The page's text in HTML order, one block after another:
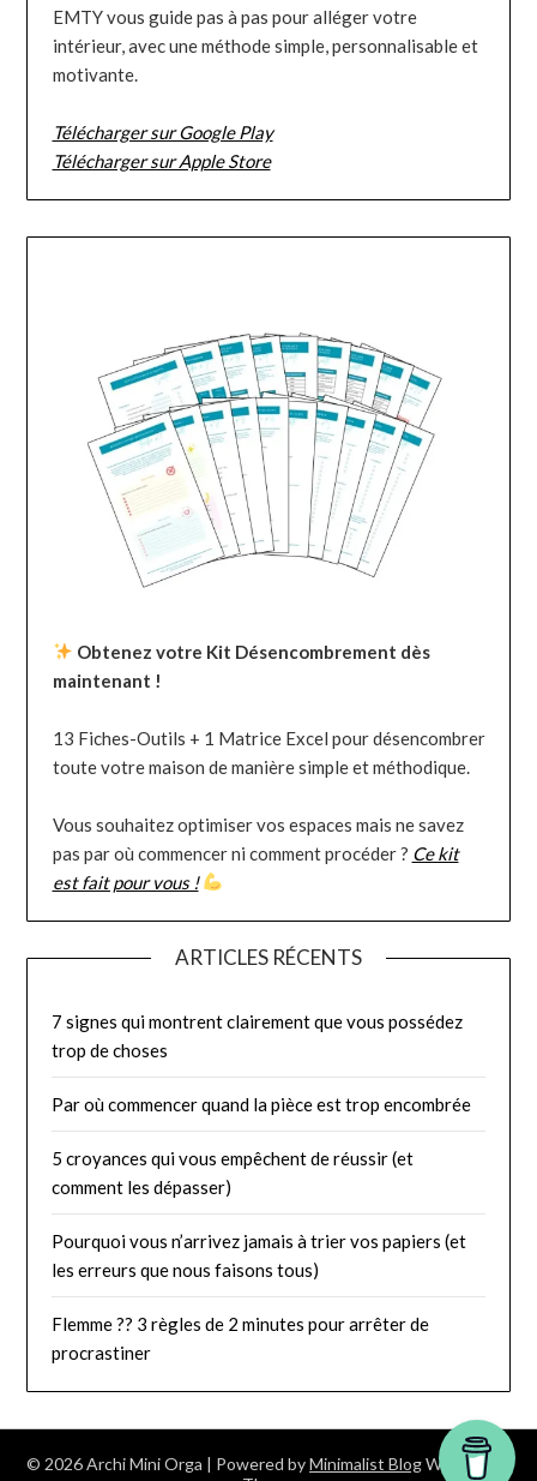
EMTY vous guide pas à pas pour alléger votre
intérieur, avec une méthode simple, personnalisable et
motivante.
Télécharger sur Google Play
Télécharger sur Apple Store
Obtenez votre Kit Désencombrement dès
maintenant !
13 Fiches-Outils + 1 Matrice Excel pour désencombrer
toute votre maison de manière simple et méthodique.
Vous souhaitez optimiser vos espaces mais ne savez
pas par où commencer ni comment procéder ? Ce kit
est fait pour vous !
ARTICLES RÉCENTS
7 signes qui montrent clairement que vous possédez
trop de choses
Par où commencer quand la pièce est trop encombrée
5 croyances qui vous empêchent de réussir (et
comment les dépasser)
Pourquoi vous n’arrivez jamais à trier vos papiers (et
les erreurs que nous faisons tous)
Flemme ?? 3 règles de 2 minutes pour arrêter de
procrastiner
© 2026 Archi Mini Orga | Powered byMinimalist BlogWordPress